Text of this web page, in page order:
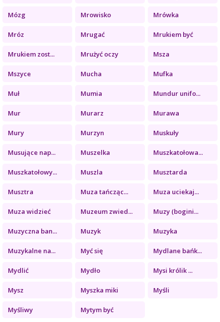
Mózg Mrowisko Mrówka
Mróz Mrugać Mrukiem być
Mrukiem zost... Mrużyć oczy Msza
Mszyce Mucha Mufka
Muł Mumia Mundur unifo...
Mur Murarz Murawa
Mury Murzyn Muskuły
Musujące nap... Muszelka Muszkatołowa...
Muszkatołowy... Muszla Musztarda
Musztra Muza tańcząc... Muza uciekaj...
Muza widzieć Muzeum zwied... Muzy (bogini...
Muzyczna ban... Muzyk Muzyka
Muzykalne na... Myć się Mydlane bańk...
Mydlić Mydło Mysi królik ...
Mysz Myszka miki Myśli
Myśliwy Mytym być